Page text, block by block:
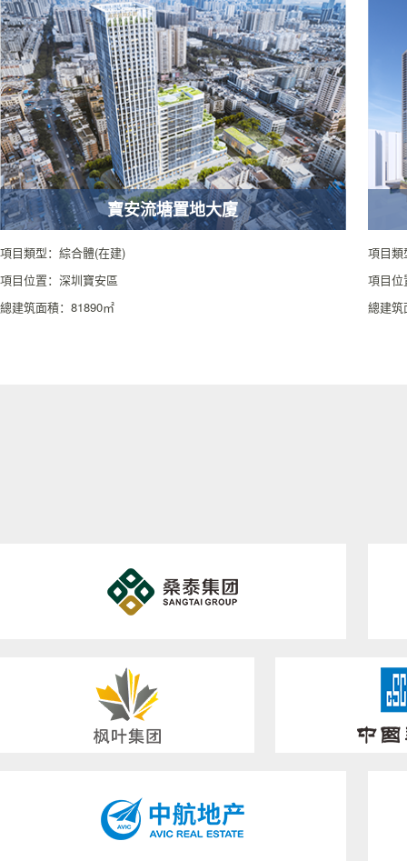
寶安流塘置地大廈
項目類型：綜合體(在建)
項目位置：深圳寶安區
總建筑面積：81890㎡
項目類
項目位
總建筑